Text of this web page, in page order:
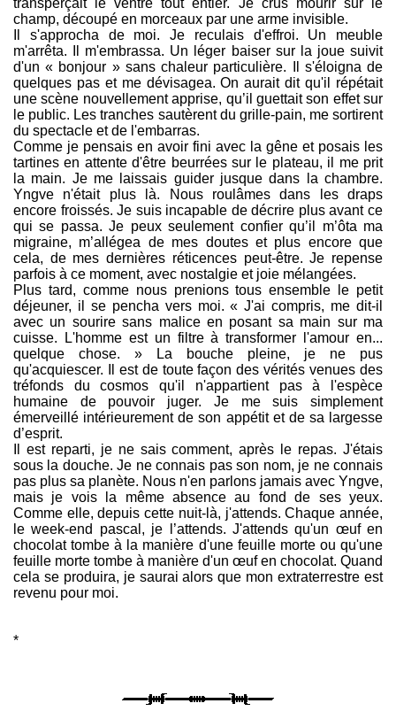
transperçait le ventre tout entier. Je crus mourir sur le
champ, découpé en morceaux par une arme invisible.
Il s'approcha de moi. Je reculais d'effroi. Un meuble
m'arrêta. Il m'embrassa. Un léger baiser sur la joue suivit
d'un « bonjour » sans chaleur particulière. Il s'éloigna de
quelques pas et me dévisagea. On aurait dit qu'il répétait
une scène nouvellement apprise, qu’il guettait son effet sur
le public. Les tranches sautèrent du grille-pain, me sortirent
du spectacle et de l'embarras.
Comme je pensais en avoir fini avec la gêne et posais les
tartines en attente d'être beurrées sur le plateau, il me prit
la main. Je me laissais guider jusque dans la chambre.
Yngve n'était plus là. Nous roulâmes dans les draps
encore froissés. Je suis incapable de décrire plus avant ce
qui se passa. Je peux seulement confier qu’il m’ôta ma
migraine, m’allégea de mes doutes et plus encore que
cela, de mes dernières réticences peut-être. Je repense
parfois à ce moment, avec nostalgie et joie mélangées.
Plus tard, comme nous prenions tous ensemble le petit
déjeuner, il se pencha vers moi. « J'ai compris, me dit-il
avec un sourire sans malice en posant sa main sur ma
cuisse. L'homme est un filtre à transformer l'amour en...
quelque chose. » La bouche pleine, je ne pus
qu'acquiescer. Il est de toute façon des vérités venues des
tréfonds du cosmos qu'il n'appartient pas à l'espèce
humaine de pouvoir juger. Je me suis simplement
émerveillé intérieurement de son appétit et de sa largesse
d’esprit.
Il est reparti, je ne sais comment, après le repas. J'étais
sous la douche. Je ne connais pas son nom, je ne connais
pas plus sa planète. Nous n'en parlons jamais avec Yngve,
mais je vois la même absence au fond de ses yeux.
Comme elle, depuis cette nuit-là, j'attends. Chaque année,
le week-end pascal, je l’attends. J'attends qu'un œuf en
chocolat tombe à la manière d'une feuille morte ou qu'une
feuille morte tombe à manière d'un œuf en chocolat. Quand
cela se produira, je saurai alors que mon extraterrestre est
revenu pour moi.
*